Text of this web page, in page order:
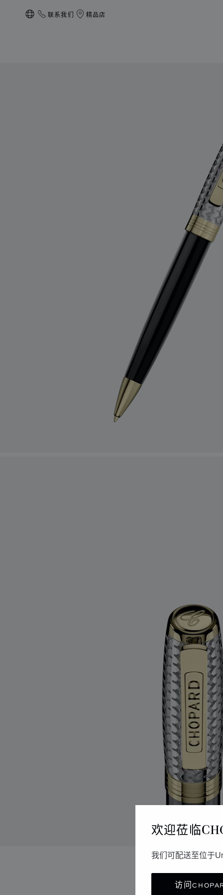
欢迎莅临
我们可配送至位于
访问
本地化（更改国家/地区）
联系我们 精品店